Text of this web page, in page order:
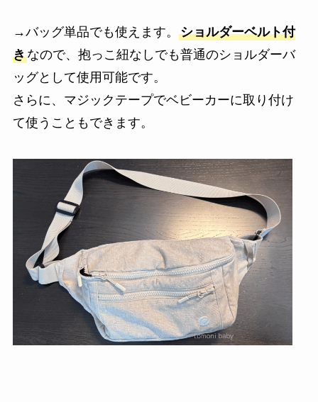
→バッグ単品でも使えます。 ショルダーベルト付
きなので、抱っこ紐なしでも普通のショルダーバ
ッグとして使用可能です。
さらに、マジックテープでベビーカーに取り付け
て使うこともできます。